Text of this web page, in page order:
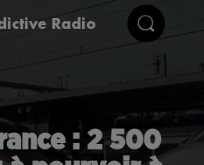
Radio
: 2 500